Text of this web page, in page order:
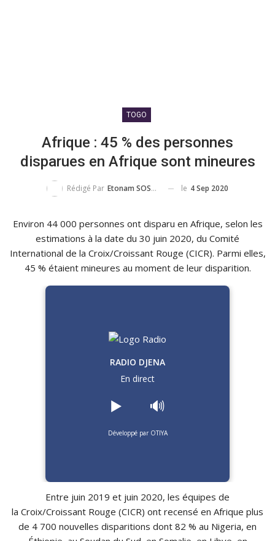
TOGO
Afrique : 45 % des personnes
disparues en Afrique sont mineures
Rédigé Par Etonam SOSSOU le 4 Sep 2020
Environ 44 000 personnes ont disparu en Afrique, selon les
estimations à la date du 30 juin 2020, du Comité
International de la Croix/Croissant Rouge (CICR). Parmi elles,
45 % étaient mineures au moment de leur disparition.
RADIO DJENA
En direct
▶️ 🔊
Développé par OTIYA
Entre juin 2019 et juin 2020, les équipes de
la Croix/Croissant Rouge (CICR) ont recensé en Afrique plus
de 4 700 nouvelles disparitions dont 82 % au Nigeria, en